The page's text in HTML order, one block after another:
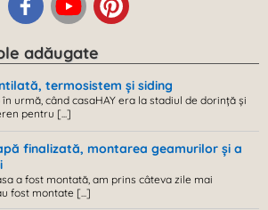
adăugate
termosistem și siding
urmă, când casaHAY era la stadiul de dorință și
pentru [...]
finalizată, montarea geamurilor și a
a fost montată, am prins câteva zile mai
fost montate [...]